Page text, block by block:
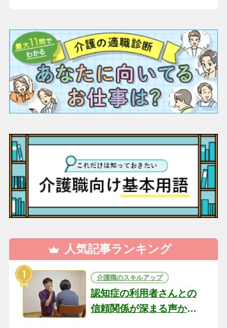
人気記事ランキング
介護職のスキルアップ
認知症の利用者さんとの
信頼関係が深まる声かけ